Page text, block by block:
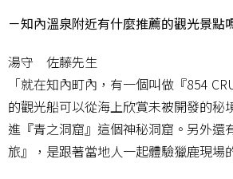
－知內溫泉附近有什麼推薦的觀光景點
湯守 佐藤先生
「就在知內町內，有一個叫做『854
的觀光船可以從海上欣賞未被開發的秘
進『青之洞窟』這個神秘洞窟。另外還
旅』，是跟著當地人一起體驗獵鹿現場